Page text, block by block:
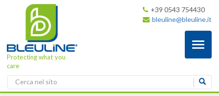
Protecting what you
care
+39 0543 754430
bleuline@bleuline.it